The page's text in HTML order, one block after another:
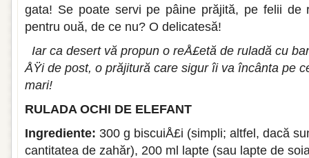
gata! Se poate servi pe pâine prăjită, pe felii de
pentru ouă, de ce nu? O delicatesă!
Iar ca desert vă propun o reÅ£etă de ruladă cu
ÅŸi de post, o pră­jitură care sigur îi va încânta pe
mari!
RULADA OCHI DE ELEFANT
Ingrediente: 300 g biscuiÅ£i (simpli; altfel, dacă
cantitatea de zahăr), 200 ml lapte (sau lapte de